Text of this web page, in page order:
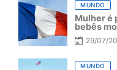
MUNDO
Mulher é
bebês
29/07/
MUNDO